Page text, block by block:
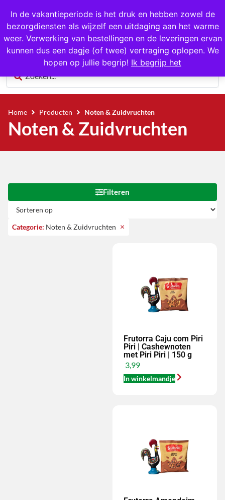
In de vakantieperiode is het druk en hebben zowel de
bezorgdiensten als wijzelf een uitdaging aan het warme
weer. Verwerking van bestellingen en de leveringen ervan
kunnen dus een dagje (of twee) vertraging oplopen. We
hopen op jullie begrip! Ik begrijp het
1000+ producten op voorraad
0
Home Producten Noten & Zuidvruchten
Noten & Zuidvruchten
Filteren
Categorie: Noten & Zuidvruchten ×
Frutorra Caju com Piri
Piri | Cashewnoten
met Piri Piri | 150 g
3,99
In winkelmandje